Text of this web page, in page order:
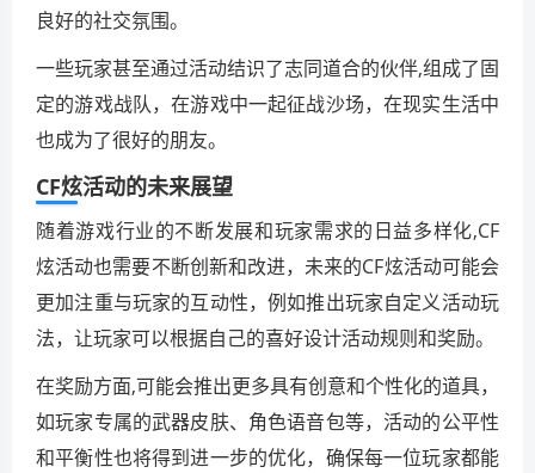
良好的社交氛围。
一些玩家甚至通过活动结识了志同道合的伙伴,组成了固
定的游戏战队，在游戏中一起征战沙场，在现实生活中
也成为了很好的朋友。
CF炫活动的未来展望
随着游戏行业的不断发展和玩家需求的日益多样化,CF
炫活动也需要不断创新和改进，未来的CF炫活动可能会
更加注重与玩家的互动性，例如推出玩家自定义活动玩
法，让玩家可以根据自己的喜好设计活动规则和奖励。
在奖励方面,可能会推出更多具有创意和个性化的道具，
如玩家专属的武器皮肤、角色语音包等，活动的公平性
和平衡性也将得到进一步的优化，确保每一位玩家都能